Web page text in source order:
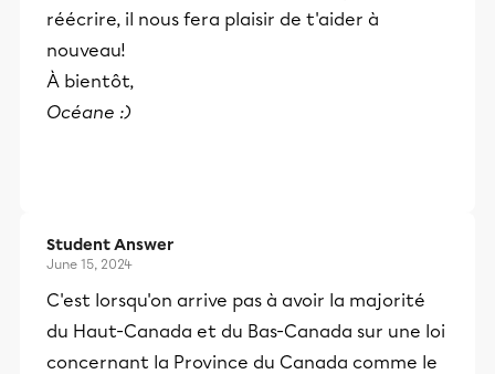
réécrire, il nous fera plaisir de t'aider à
nouveau!
À bientôt,
Océane :)
Student Answer
June 15, 2024
C'est lorsqu'on arrive pas à avoir la majorité
du Haut-Canada et du Bas-Canada sur une loi
concernant la Province du Canada comme le